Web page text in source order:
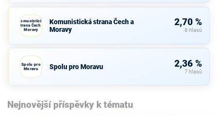
Komunistická
strana Čech a
Moravy
Komunistická strana Čech a
Moravy
2,70 %
8 hlasů
Spolu pro
Moravu
Spolu pro Moravu 2,36 %
7 hlasů
Nejnovější příspěvky k tématu